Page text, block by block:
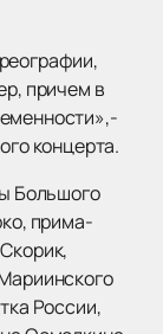
причем в
концерта.
Большого
прима-
России,